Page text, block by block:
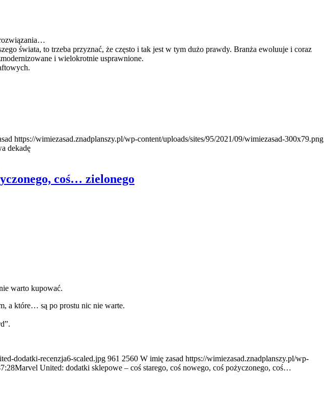
rozwiązania…
świata, to trzeba przyznać, że często i tak jest w tym dużo prawdy. Branża ewoluuje i coraz
i wielokrotnie usprawnione.
https://wimiezasad.znadplanszy.pl/wp-content/uploads/sites/95/2021/09/wimiezasad-300x79.png
dekadę
coś… zielonego
warto kupować.
a które… są po prostu nic nie warte.
dodatki-recenzja6-scaled.jpg 961 2560 W imię zasad https://wimiezasad.znadplanszy.pl/wp-
Marvel United: dodatki sklepowe – coś starego, coś nowego, coś pożyczonego, coś…